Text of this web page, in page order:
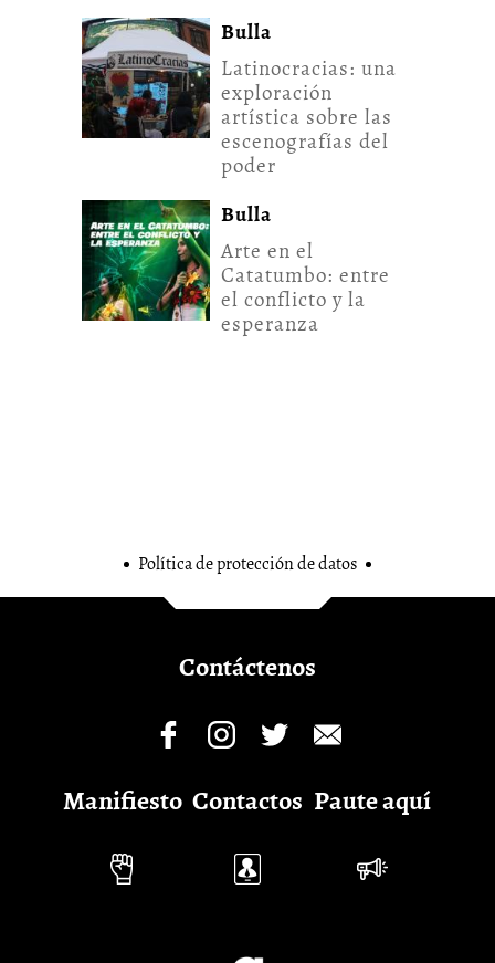
Bulla
Latinocracias: una
exploración
artística sobre las
escenografías del
poder
Bulla
Arte en el
Catatumbo: entre
el conflicto y la
esperanza
Política de protección de datos
Contáctenos
Manifiesto Contactos Paute aquí